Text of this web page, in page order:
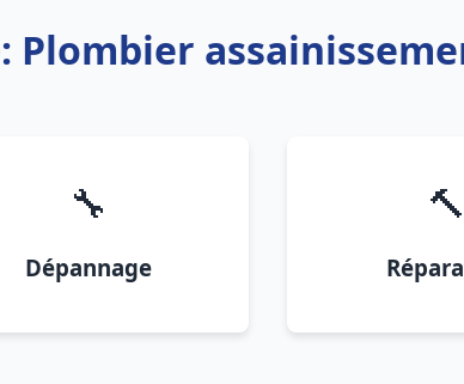
Plombier
🔧
Dépannage
🔨